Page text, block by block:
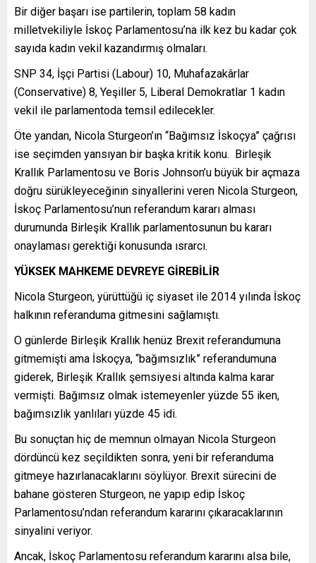
Bir diğer başarı ise partilerin, toplam 58 kadın
milletvekiliyle İskoç Parlamentosu’na ilk kez bu kadar çok
sayıda kadın vekil kazandırmış olmaları.
SNP 34, İşçi Partisi (Labour) 10, Muhafazakârlar
(Conservative) 8, Yeşiller 5, Liberal Demokratlar 1 kadın
vekil ile parlamentoda temsil edilecekler.
Öte yandan, Nicola Sturgeon’ın “Bağımsız İskoçya” çağrısı
ise seçimden yansıyan bir başka kritik konu. Birleşik
Krallık Parlamentosu ve Boris Johnson’u büyük bir açmaza
doğru sürükleyeceğinin sinyallerini veren Nicola Sturgeon,
İskoç Parlamentosu’nun referandum kararı alması
durumunda Birleşik Krallık parlamentosunun bu kararı
onaylaması gerektiği konusunda ısrarcı.
YÜKSEK MAHKEME DEVREYE GİREBİLİR
Nicola Sturgeon, yürüttüğü iç siyaset ile 2014 yılında İskoç
halkının referanduma gitmesini sağlamıştı.
O günlerde Birleşik Krallık henüz Brexit referandumuna
gitmemişti ama İskoçya, “bağımsızlık” referandumuna
giderek, Birleşik Krallık şemsiyesi altında kalma karar
vermişti. Bağımsız olmak istemeyenler yüzde 55 iken,
bağımsızlık yanlıları yüzde 45 idi.
Bu sonuçtan hiç de memnun olmayan Nicola Sturgeon
dördüncü kez seçildikten sonra, yeni bir referanduma
gitmeye hazırlanacaklarını söylüyor. Brexit sürecini de
bahane gösteren Sturgeon, ne yapıp edip İskoç
Parlamentosu’ndan referandum kararını çıkaracaklarının
sinyalini veriyor.
Ancak, İskoç Parlamentosu referandum kararını alsa bile,